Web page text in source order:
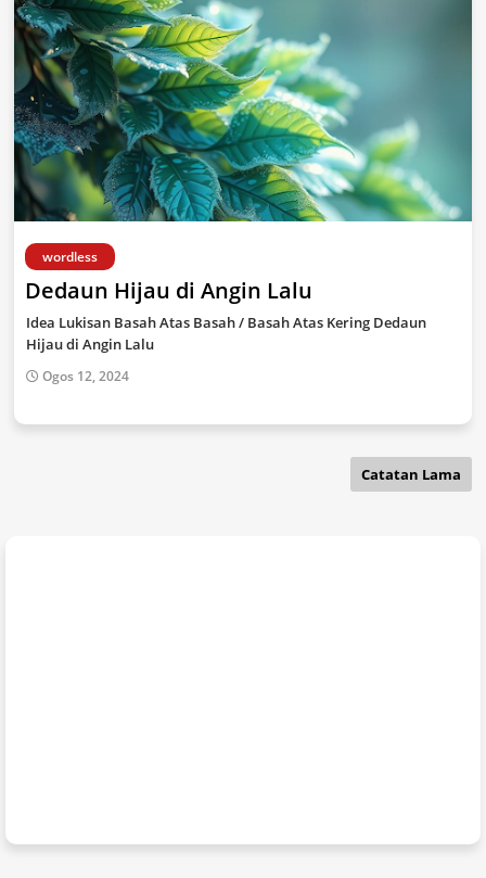
wordless
Dedaun Hijau di Angin Lalu
Idea Lukisan Basah Atas Basah / Basah Atas Kering Dedaun
Hijau di Angin Lalu
Ogos 12, 2024
Catatan Lama